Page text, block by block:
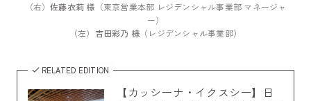
（右）佐藤衣莉 様 （東京営業本部 レジデンシャル事業部 マネージャ
ー）
（左） 吉田彩乃 様 （レジデンシャル事業部）
RELATED EDITION
【カッシーナ・イクスシー】日